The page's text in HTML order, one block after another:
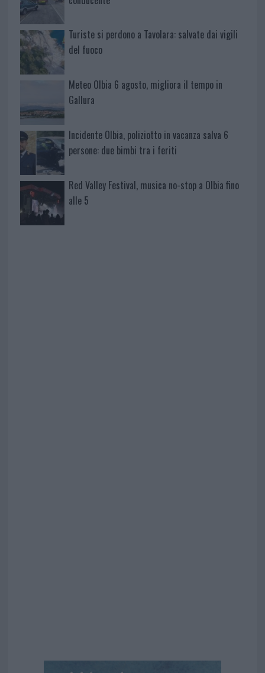
Turiste si perdono a Tavolara: salvate dai vigili
del fuoco
Meteo Olbia 6 agosto, migliora il tempo in
Gallura
Incidente Olbia, poliziotto in vacanza salva 6
persone: due bimbi tra i feriti
Red Valley Festival, musica no-stop a Olbia fino
alle 5